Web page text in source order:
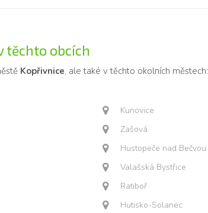
těchto obcích
Kopřivnice, ale také v těchto okolních městech:
Kunovice
Zašová
Hustopeče nad Bečvou
Valašská Bystřice
Ratiboř
Hutisko-Solanec